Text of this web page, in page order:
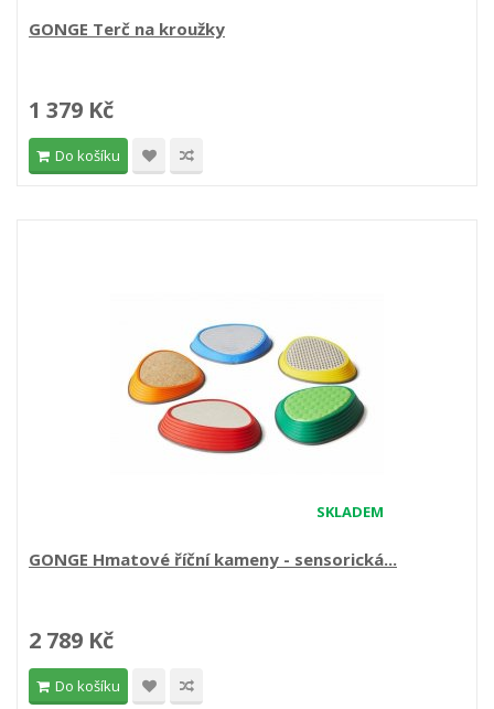
GONGE Terč na kroužky
1 379 Kč
Do košíku
SKLADEM
GONGE Hmatové říční kameny - sensorická...
2 789 Kč
Do košíku